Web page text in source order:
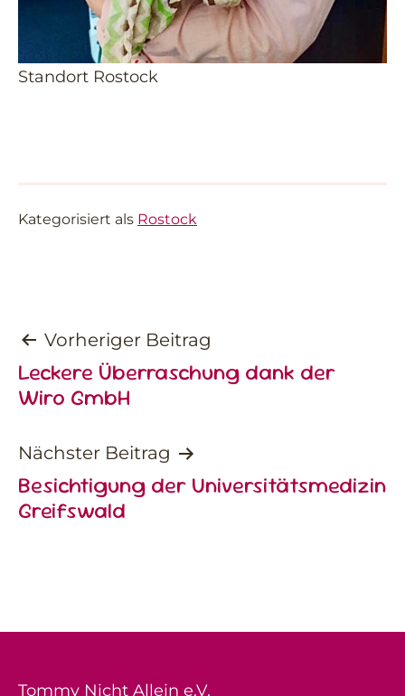
Standort Rostock
Kategorisiert als Rostock
Beitragsnavigation
Vorheriger Beitrag
Leckere Überraschung dank der
Wiro GmbH
Nächster Beitrag
Besichtigung der Universitätsmedizin
Greifswald
Tommy Nicht Allein e.V.